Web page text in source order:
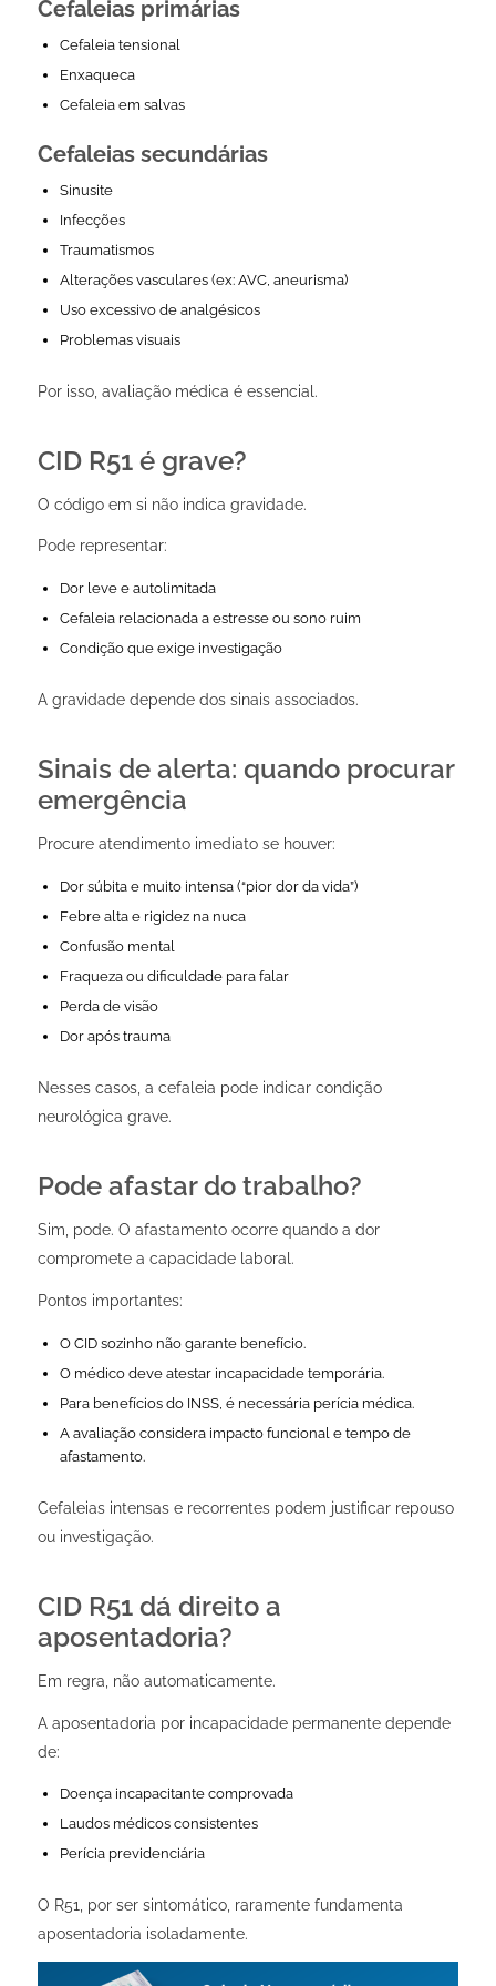
Cefaleias primárias
Cefaleia tensional
Enxaqueca
Cefaleia em salvas
Cefaleias secundárias
Sinusite
Infecções
Traumatismos
Alterações vasculares (ex: AVC, aneurisma)
Uso excessivo de analgésicos
Problemas visuais
Por isso, avaliação médica é essencial.
CID R51 é grave?
O código em si não indica gravidade.
Pode representar:
Dor leve e autolimitada
Cefaleia relacionada a estresse ou sono ruim
Condição que exige investigação
A gravidade depende dos sinais associados.
Sinais de alerta: quando procurar
emergência
Procure atendimento imediato se houver:
Dor súbita e muito intensa (“pior dor da vida”)
Febre alta e rigidez na nuca
Confusão mental
Fraqueza ou dificuldade para falar
Perda de visão
Dor após trauma
Nesses casos, a cefaleia pode indicar condição
neurológica grave.
Pode afastar do trabalho?
Sim, pode. O afastamento ocorre quando a dor
compromete a capacidade laboral.
Pontos importantes:
O CID sozinho não garante benefício.
O médico deve atestar incapacidade temporária.
Para benefícios do INSS, é necessária perícia médica.
A avaliação considera impacto funcional e tempo de
afastamento.
Cefaleias intensas e recorrentes podem justificar repouso
ou investigação.
CID R51 dá direito a
aposentadoria?
Em regra, não automaticamente.
A aposentadoria por incapacidade permanente depende
de:
Doença incapacitante comprovada
Laudos médicos consistentes
Perícia previdenciária
O R51, por ser sintomático, raramente fundamenta
aposentadoria isoladamente.